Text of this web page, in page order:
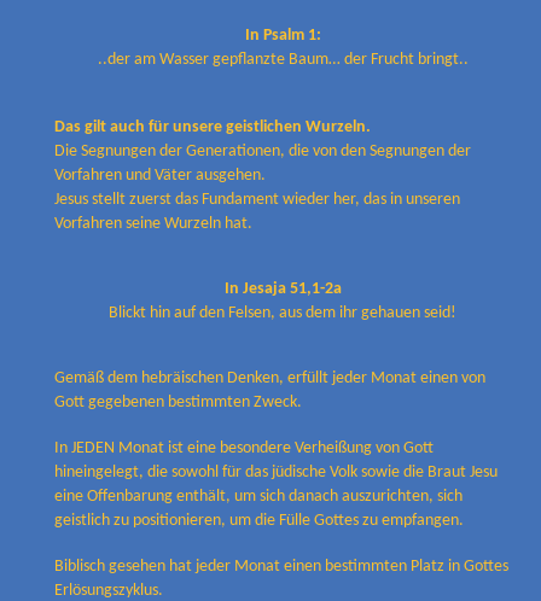
In Psalm 1:
..der am Wasser gepflanzte Baum… der Frucht bringt..
Das gilt auch für unsere geistlichen Wurzeln.
Die Segnungen der Generationen, die von den Segnungen der
Vorfahren und Väter ausgehen.
Jesus stellt zuerst das Fundament wieder her, das in unseren
Vorfahren seine Wurzeln hat.
In Jesaja 51,1-2a
Blickt hin auf den Felsen, aus dem ihr gehauen seid!
Gemäß dem hebräischen Denken, erfüllt jeder Monat einen von
Gott gegebenen bestimmten Zweck.
In JEDEN Monat ist eine besondere Verheißung von Gott
hineingelegt, die sowohl für das jüdische Volk sowie die Braut Jesu
eine Offenbarung enthält, um sich danach auszurichten, sich
geistlich zu positionieren, um die Fülle Gottes zu empfangen.
Biblisch gesehen hat jeder Monat einen bestimmten Platz in Gottes
Erlösungszyklus.